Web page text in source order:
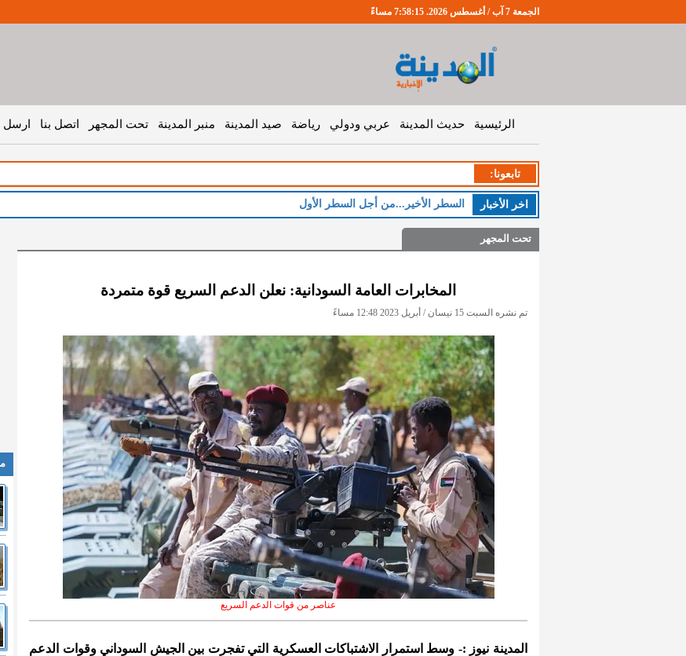
الجمعة 7 آب / أغسطس 2026. 7:58:16 مساءً
الرئيسية حديث المدينة عربي ودولي رياضة صيد المدينة منبر المدينة تحت المجهر اتصل بنا ارسل
تابعونا:
اخر اﻷخبار السطر الأخير...من أجل السطر الأول
تحت المجهر
المخابرات العامة السودانية: نعلن الدعم السريع قوة متمردة
تم نشره السبت 15 نيسان / أبريل 2023 12:48 مساءً
عناصر من قوات الدعم السريع
المدينة نيوز :- وسط استمرار الاشتباكات العسكرية التي تفجرت بين الجيش السوداني وقوات الدعم